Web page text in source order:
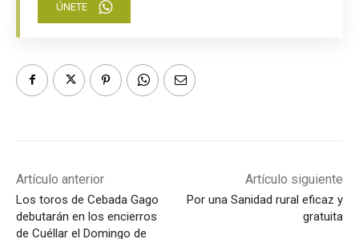
ÚNETE
Artículo anterior
Los toros de Cebada Gago
debutarán en los encierros
de Cuéllar el Domingo de
Artículo siguiente
Por una Sanidad rural eficaz y
gratuita